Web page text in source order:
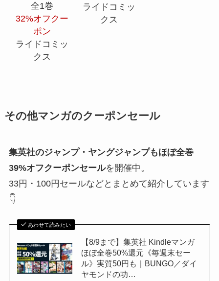
全1巻
32%オフクー
ポン
ライドコミッ
クス
ライドコミッ
クス
その他マンガのクーポンセール
集英社のジャンプ・ヤングジャンプもほぼ全巻
39%オフクーポンセールを開催中。
33円・100円セールなどとまとめて紹介しています
👇
あわせて読みたい
【8/9まで】集英社 Kindleマンガ
ほぼ全巻50%還元《毎週末セー
ル》実質50円も｜BUNGO／ダイ
ヤモンドの功…